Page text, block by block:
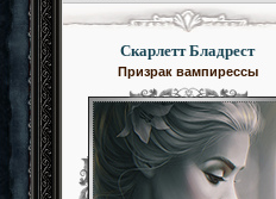
Скарлетт Бладрест
Призрак вампирессы